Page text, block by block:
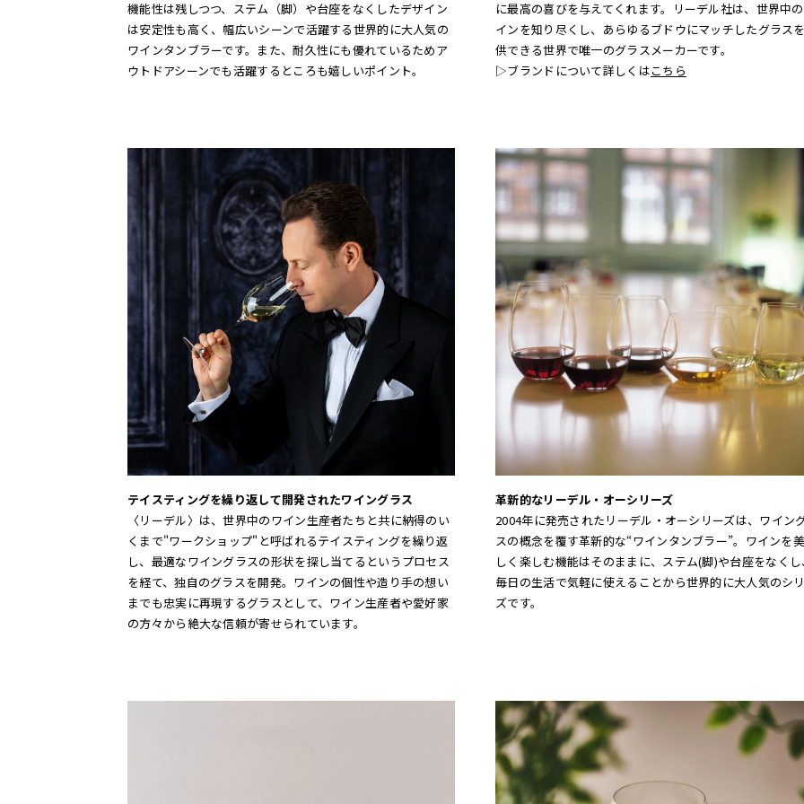
機能性は残しつつ、ステム（脚）や台座をなくしたデザイン
は安定性も高く、幅広いシーンで活躍する世界的に大人気の
ワインタンブラーです。また、耐久性にも優れているためア
ウトドアシーンでも活躍するところも嬉しいポイント。
に最高の喜びを与えてくれます。リーデル社は、世界中
インを知り尽くし、あらゆるブドウにマッチしたグラス
供できる世界で唯一のグラスメーカーです。
▷ブランドについて詳しくはこちら
テイスティングを繰り返して開発されたワイングラス
〈リーデル〉は、世界中のワイン生産者たちと共に納得のい
くまで"ワークショップ"と呼ばれるテイスティングを繰り返
し、最適なワイングラスの形状を探し当てるというプロセス
を経て、独自のグラスを開発。ワインの個性や造り手の想い
までも忠実に再現するグラスとして、ワイン生産者や愛好家
の方々から絶大な信頼が寄せられています。
革新的なリーデル・オーシリーズ
2004年に発売されたリーデル・オーシリーズは、ワイン
スの概念を覆す革新的な“ワインタンブラー”。ワインを
しく楽しむ機能はそのままに、ステム(脚)や台座をなく
毎日の生活で気軽に使えることから世界的に大人気のシ
ズです。